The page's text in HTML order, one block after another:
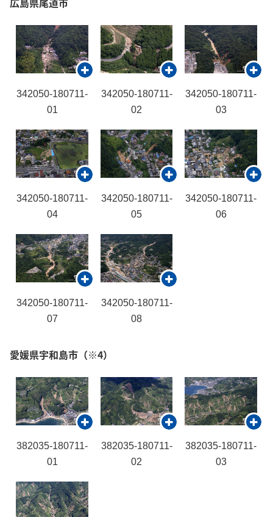
342050-180711-
01
342050-180711-
02
342050-180711-
03
342050-180711-
04
342050-180711-
05
342050-180711-
06
342050-180711-
07
342050-180711-
08
愛媛県宇和島市 （※4）
382035-180711-
01
382035-180711-
02
382035-180711-
03